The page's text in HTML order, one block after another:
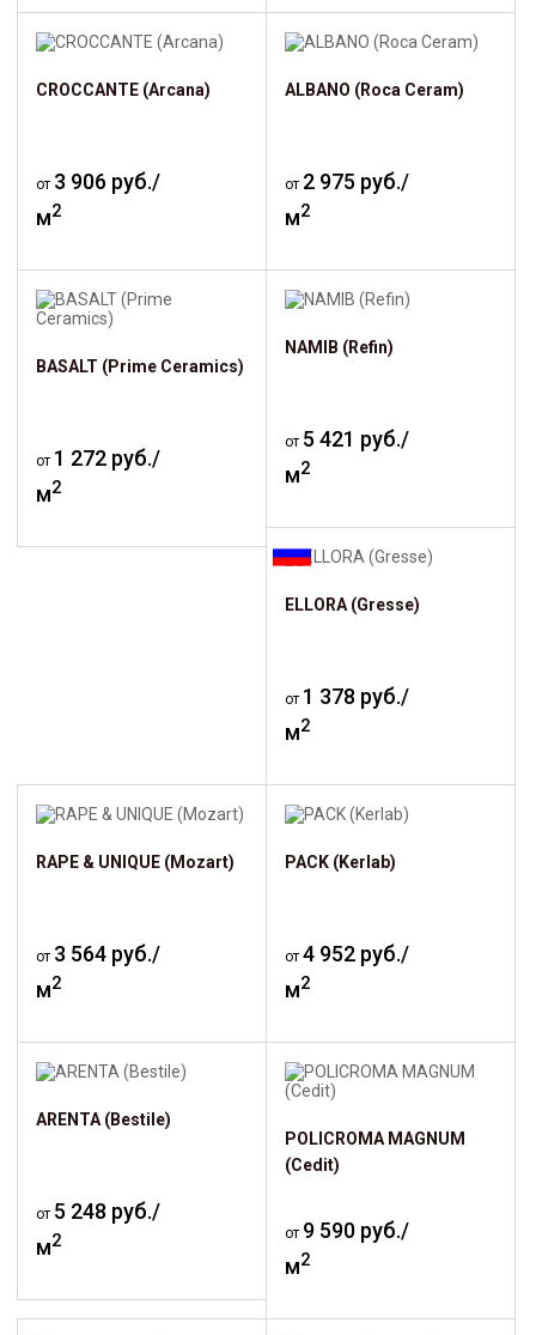
CROCCANTE (Arcana)
от 3 906 руб./
м2
ALBANO (Roca Ceram)
от 2 975 руб./
м2
BASALT (Prime Ceramics)
от 1 272 руб./
м2
NAMIB (Refin)
от 5 421 руб./
м2
ELLORA (Gresse)
от 1 378 руб./
м2
RAPE & UNIQUE (Mozart)
от 3 564 руб./
м2
PACK (Kerlab)
от 4 952 руб./
м2
ARENTA (Bestile)
от 5 248 руб./
м2
POLICROMA MAGNUM
(Cedit)
от 9 590 руб./
м2